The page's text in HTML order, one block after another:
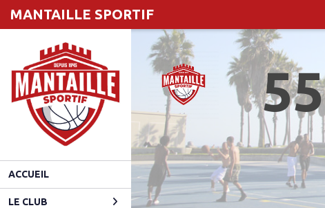
MANTAILLE SPORTIF
ACCUEIL
LE CLUB
55
Panneau de gestion des cookies